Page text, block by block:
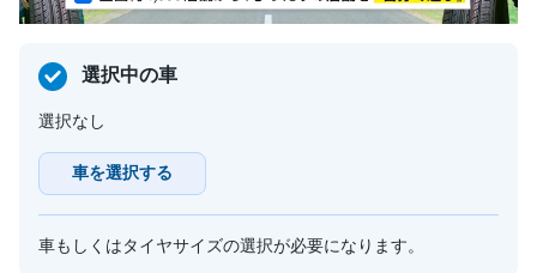
選択中の車
選択なし
車を選択する
車もしくはタイヤサイズの選択が必要になります。